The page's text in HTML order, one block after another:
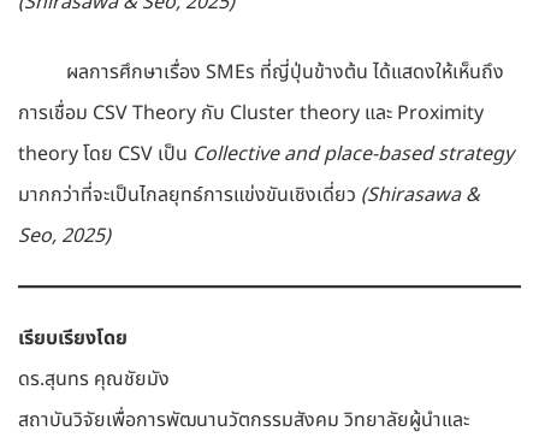
ผลการศึกษาเรื่อง SMEs ที่ญี่ปุ่นข้างต้น ได้แสดงให้เห็นถึง
การเชื่อม CSV Theory กับ Cluster theory และ Proximity
theory โดย CSV เป็น Collective and place-based strategy
มากกว่าที่จะเป็นไกลยุทธ์การแข่งขันเชิงเดี่ยว (Shirasawa &
Seo, 2025)
เรียบเรียงโดย
ดร.สุนทร คุณชัยมัง
สถาบันวิจัยเพื่อการพัฒนานวัตกรรมสังคม วิทยาลัยผู้นำและ